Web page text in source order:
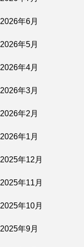
2026年6月
2026年5月
2026年4月
2026年3月
2026年2月
2026年1月
2025年12月
2025年11月
2025年10月
2025年9月